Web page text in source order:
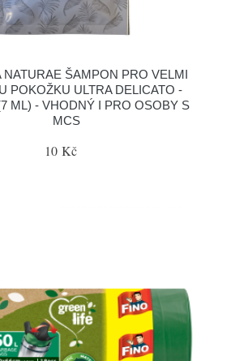
NATURAE ŠAMPON PRO VELMI
POKOŽKU ULTRA DELICATO -
ML) - VHODNÝ I PRO OSOBY S
MCS
10 Kč